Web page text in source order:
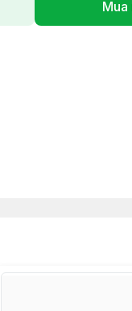
Mua